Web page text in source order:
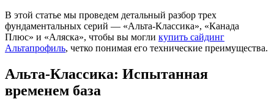
В этой статье мы проведем детальный разбор трех
фундаментальных серий — «Альта-Классика», «Канада
Плюс» и «Аляска», чтобы вы могли купить сайдинг
Альтапрофиль, четко понимая его технические преимущества.
Альта-Классика: Испытанная
временем база